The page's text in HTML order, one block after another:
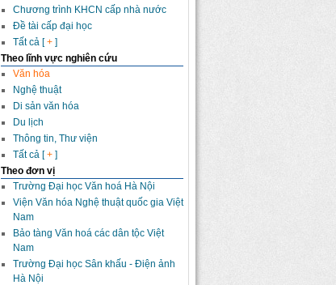
Chương trình KHCN cấp nhà nước
Đề tài cấp đại học
Tất cả [+ ]
Theo lĩnh vực nghiên cứu
Văn hóa
Nghệ thuật
Di sản văn hóa
Du lịch
Thông tin, Thư viện
Tất cả [+ ]
Theo đơn vị
Trường Đại học Văn hoá Hà Nội
Viện Văn hóa Nghệ thuật quốc gia Việt
Nam
Bảo tàng Văn hoá các dân tộc Việt
Nam
Trường Đại học Sân khấu - Điện ảnh
Hà Nội